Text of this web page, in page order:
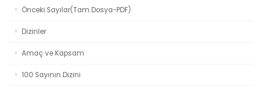
Önceki Sayılar(Tam Dosya-PDF)
Dizinler
Amaç ve Kapsam
100 Sayının Dizini